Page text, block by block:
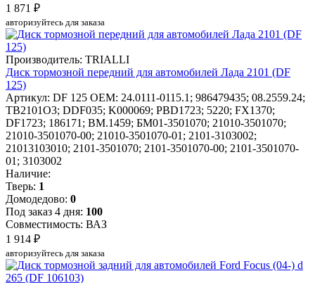
1 871 ₽
авторизуйтесь для заказа
Производитель: TRIALLI
Диск тормозной передний для автомобилей Лада 2101 (DF
125)
Артикул: DF 125 OEM: 24.0111-0115.1; 986479435; 08.2559.24;
TB2101O3; DDF035; K000069; PBD1723; 5220; FX1370;
DF1723; 186171; BM.1459; БМ01-3501070; 21010-3501070;
21010-3501070-00; 21010-3501070-01; 2101-3103002;
21013103010; 2101-3501070; 2101-3501070-00; 2101-3501070-
01; 3103002
Наличие:
Тверь: 1
Домодедово: 0
Под заказ 4 дня: 100
Совместимость: ВАЗ
1 914 ₽
авторизуйтесь для заказа